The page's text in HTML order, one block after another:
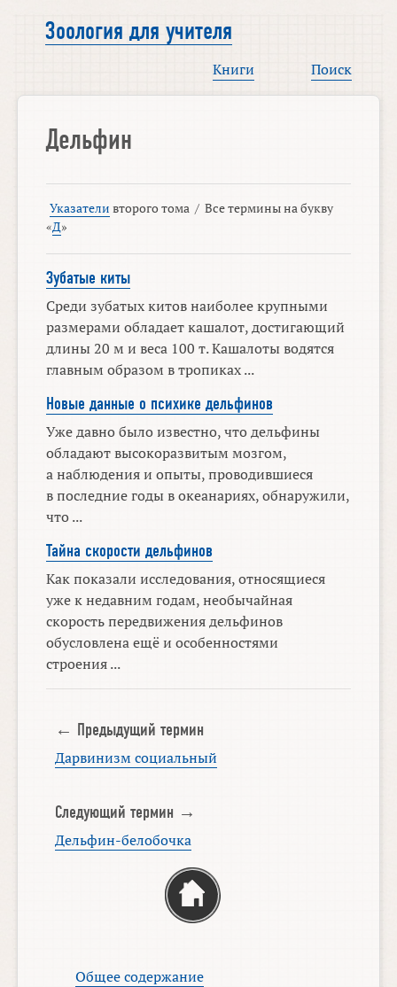
Зоология для учителя
Книги Поиск
Дельфин
Указатели второго тома / Все термины на букву
«Д»
Зубатые киты
Среди зубатых китов наиболее крупными
размерами обладает кашалот, достигающий
длины 20 м и веса 100 т. Кашалоты водятся
главным образом в тропиках ...
Новые данные о психике дельфинов
Уже давно было известно, что дельфины
обладают высокоразвитым мозгом,
а наблюдения и опыты, проводившиеся
в последние годы в океанариях, обнаружили,
что ...
Тайна скорости дельфинов
Как показали исследования, относящиеся
уже к недавним годам, необычайная
скорость передвижения дельфинов
обусловлена ещё и особенностями
строения ...
← Предыдущий термин
Дарвинизм социальный
Следующий термин →
Дельфин-белобочка
Общее содержание